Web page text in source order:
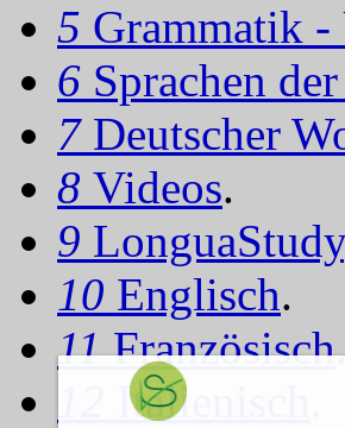
5 Grammatik -
6 Sprachen
7 Deutscher
8 Videos.
9 LonguaStudy
10 Englisch.
11Französisch
Italienisch